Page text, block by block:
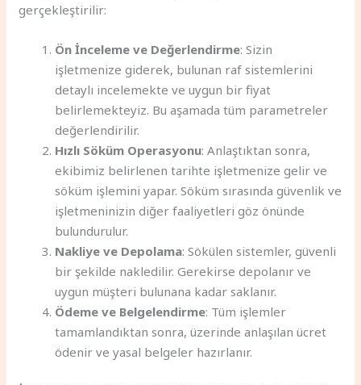
gerçekleştirilir:
Ön İnceleme ve Değerlendirme: Sizin
işletmenize giderek, bulunan raf sistemlerini
detaylı incelemekte ve uygun bir fiyat
belirlemekteyiz. Bu aşamada tüm parametreler
değerlendirilir.
Hızlı Söküm Operasyonu: Anlaştıktan sonra,
ekibimiz belirlenen tarihte işletmenize gelir ve
söküm işlemini yapar. Söküm sırasında güvenlik ve
işletmeninizin diğer faaliyetleri göz önünde
bulundurulur.
Nakliye ve Depolama: Sökülen sistemler, güvenli
bir şekilde nakledilir. Gerekirse depolanır ve
uygun müşteri bulunana kadar saklanır.
Ödeme ve Belgelendirme: Tüm işlemler
tamamlandıktan sonra, üzerinde anlaşılan ücret
ödenir ve yasal belgeler hazırlanır.